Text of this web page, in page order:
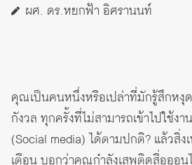
ผศ. ดร.หยกฟ้า อิศรานนท์
คุณเป็นคนหนึ่งหรือเปล่าที่มักรู้สึกหงุ
กังวล ทุกครั้งที่ไม่สามารถเข้าไปใช้ง
(Social media) ได้ตามปกติ? แล้วสิ่
เตือน บอกว่าคุณกำลังเสพติดสื่อออน